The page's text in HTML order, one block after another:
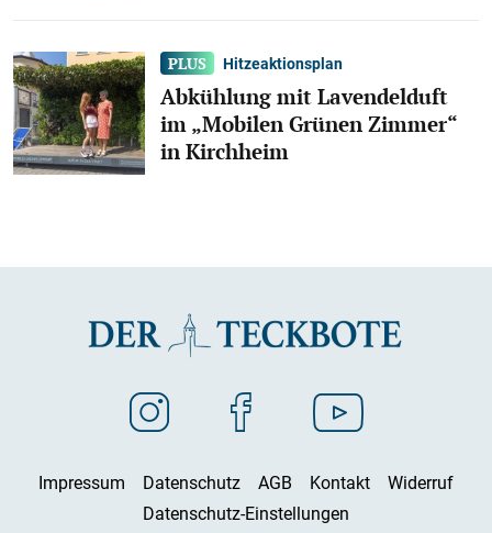
Hitzeaktionsplan
Abkühlung mit Lavendelduft
im „Mobilen Grünen Zimmer“
in Kirchheim
Impressum Datenschutz AGB Kontakt
Widerruf
Datenschutz-Einstellungen